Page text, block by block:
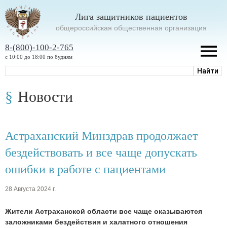
Лига защитников пациентов
oбщероссийская общественная организация
8-(800)-100-2-765
с 10:00 до 18:00 по будням
Новости
Астраханский Минздрав продолжает
бездействовать и все чаще допускать
ошибки в работе с пациентами
28 Августа 2024 г.
Жители Астраханской области все чаще оказываются
заложниками бездействия и халатного отношения